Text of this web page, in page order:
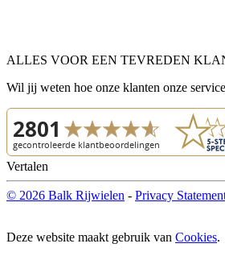
ALLES VOOR EEN TEVREDEN
Wil jij weten hoe onze klanten onze
Vertalen
© 2026 Balk Rijwielen - Privacy
Deze website maakt gebruik van Cookies.